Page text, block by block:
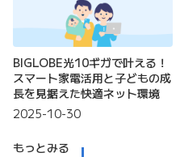
BIGLOBE光10ギガで叶える！
スマート家電活用と子どもの成
長を見据えた快適ネット環境
2025-10-30
もっとみる